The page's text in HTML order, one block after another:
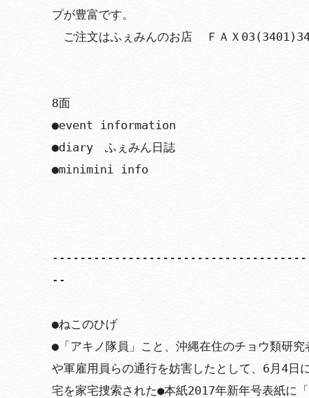
プが豊富です。
ご注文はふぇみんのお店  ＦＡＸ
8面
●event information
●diary　ふぇみん日誌
●minimini info
--
●ねこのひげ
●「アキノ隊員」こと、沖縄在住のチョウ類研
や軍雇用員らの通行を妨害したとして、6月4日
宅を家宅捜索された●本紙2017年新年号表紙に